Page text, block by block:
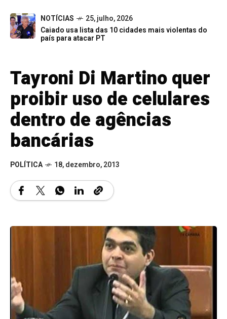
NOTÍCIAS
25, julho, 2026
Caiado usa lista das 10 cidades mais violentas do
país para atacar PT
Tayroni Di Martino quer
proibir uso de celulares
dentro de agências
bancárias
POLÍTICA 18, dezembro, 2013